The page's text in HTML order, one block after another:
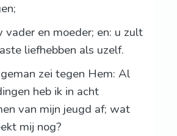
vader en moeder; en: u zult
liefhebben als uzelf.
zei tegen Hem: Al
heb ik in acht
van mijn jeugd af; wat
mij nog?